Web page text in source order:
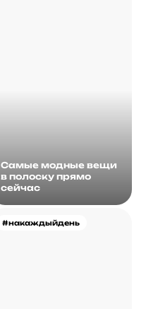
Самые модные вещи
в полоску прямо
сейчас
#накаждыйдень